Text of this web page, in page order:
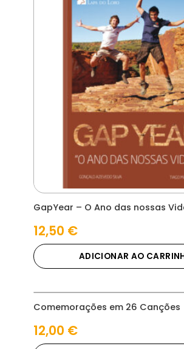
GapYear – O Ano das nossas
12,50 €
ADICIONAR AO
Comemorações em 26 Canções
12,00 €